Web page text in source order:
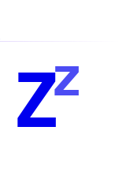
Zz